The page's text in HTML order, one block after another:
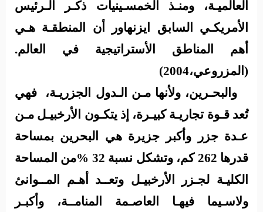
العالميـة، ومنـذ الخمسـينيات ذكـر الـرئيس
الأمريكـي السابق ايزنهاور أن المنطقـة هـي
أهم المناطق الأستراتيجية في العالم.
(المزروعي،2004)
و البحـرين، ولأنها مـن الـدول الجزريـة،
فهي
تُعد قـوة تجاريـة كبيـرة، إذ يتكـون الأرخبيـل مـن
عـدة جزر وأكبر جزيرة هي البحرين بمساحة
قدرها 262 كم، وتشكل نسبة 32 %من المساحة
الكليـة لجـزر الأرخبيـل وتعــد أهـم المــوانئ
ولاسـيما فيهـا العاصـمة المنامــة، وأكبـر